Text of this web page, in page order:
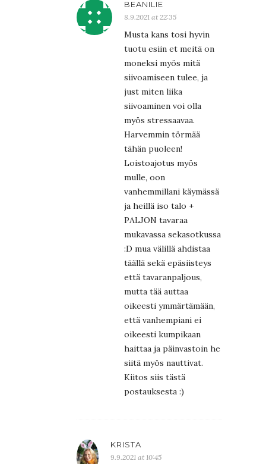
BEANILIE
8.9.2021 at 22:35
Musta kans tosi hyvin
tuotu esiin et meitä on
moneksi myös mitä
siivoamiseen tulee, ja
just miten liika
siivoaminen voi olla
myös stressaavaa.
Harvemmin törmää
tähän puoleen!
Loistoajotus myös
mulle, oon
vanhemmillani käymässä
ja heillä iso talo +
PALJON tavaraa
mukavassa sekasotkussa
:D mua välillä ahdistaa
täällä sekä epäsiisteys
että tavaranpaljous,
mutta tää auttaa
oikeesti ymmärtämään,
että vanhempiani ei
oikeesti kumpikaan
haittaa ja päinvastoin he
siitä myös nauttivat.
Kiitos siis tästä
postauksesta :)
KRISTA
9.9.2021 at 10:45